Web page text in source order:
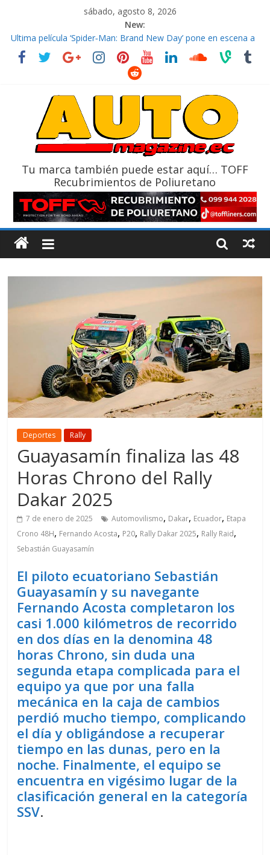
sábado, agosto 8, 2026
New:
El costo de tener un vehículo gana protagonismo a la hora de
decidir
Ultima película ‘Spider‑Man: Brand New Day’ pone en escena a
La Vuelta al Ecuador 2026, edición 47ª, recorre 7 provincias en 8
La FEDAK recibe 12 Sinotruk Bolden para cubrir las rutas de La
Tu marca también puede estar aquí… TOFF
Recubrimientos de Poliuretano
Deportes Rally
Guayasamín finaliza las 48
Horas Chrono del Rally
Dakar 2025
7 de enero de 2025 Automovilismo, Dakar, Ecuador, Etapa
Crono 48H, Fernando Acosta, P20, Rally Dakar 2025, Rally Raid,
Sebastián Guayasamín
El piloto ecuatoriano Sebastián
Guayasamín y su navegante
Fernando Acosta completaron los
casi 1.000 kilómetros de recorrido
en dos días en la denomina 48
horas Chrono, sin duda una
segunda etapa complicada para el
equipo ya que por una falla
mecánica en la caja de cambios
perdió mucho tiempo, complicando
el día y obligándose a recuperar
tiempo en las dunas, pero en la
noche. Finalmente, el equipo se
encuentra en vigésimo lugar de la
clasificación general en la categoría
SSV.